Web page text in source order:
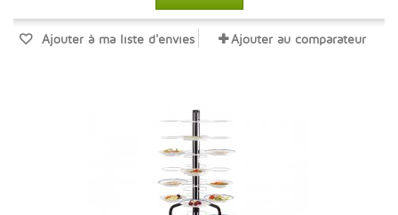
Ajouter à ma liste d'envies Ajouter au comparateur